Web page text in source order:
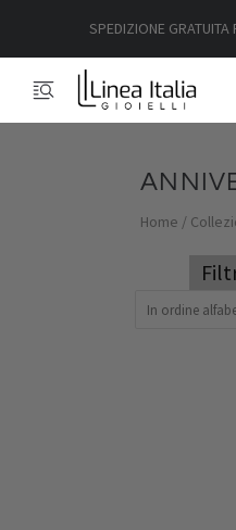
SPEDIZIONE
Home /
In ordine